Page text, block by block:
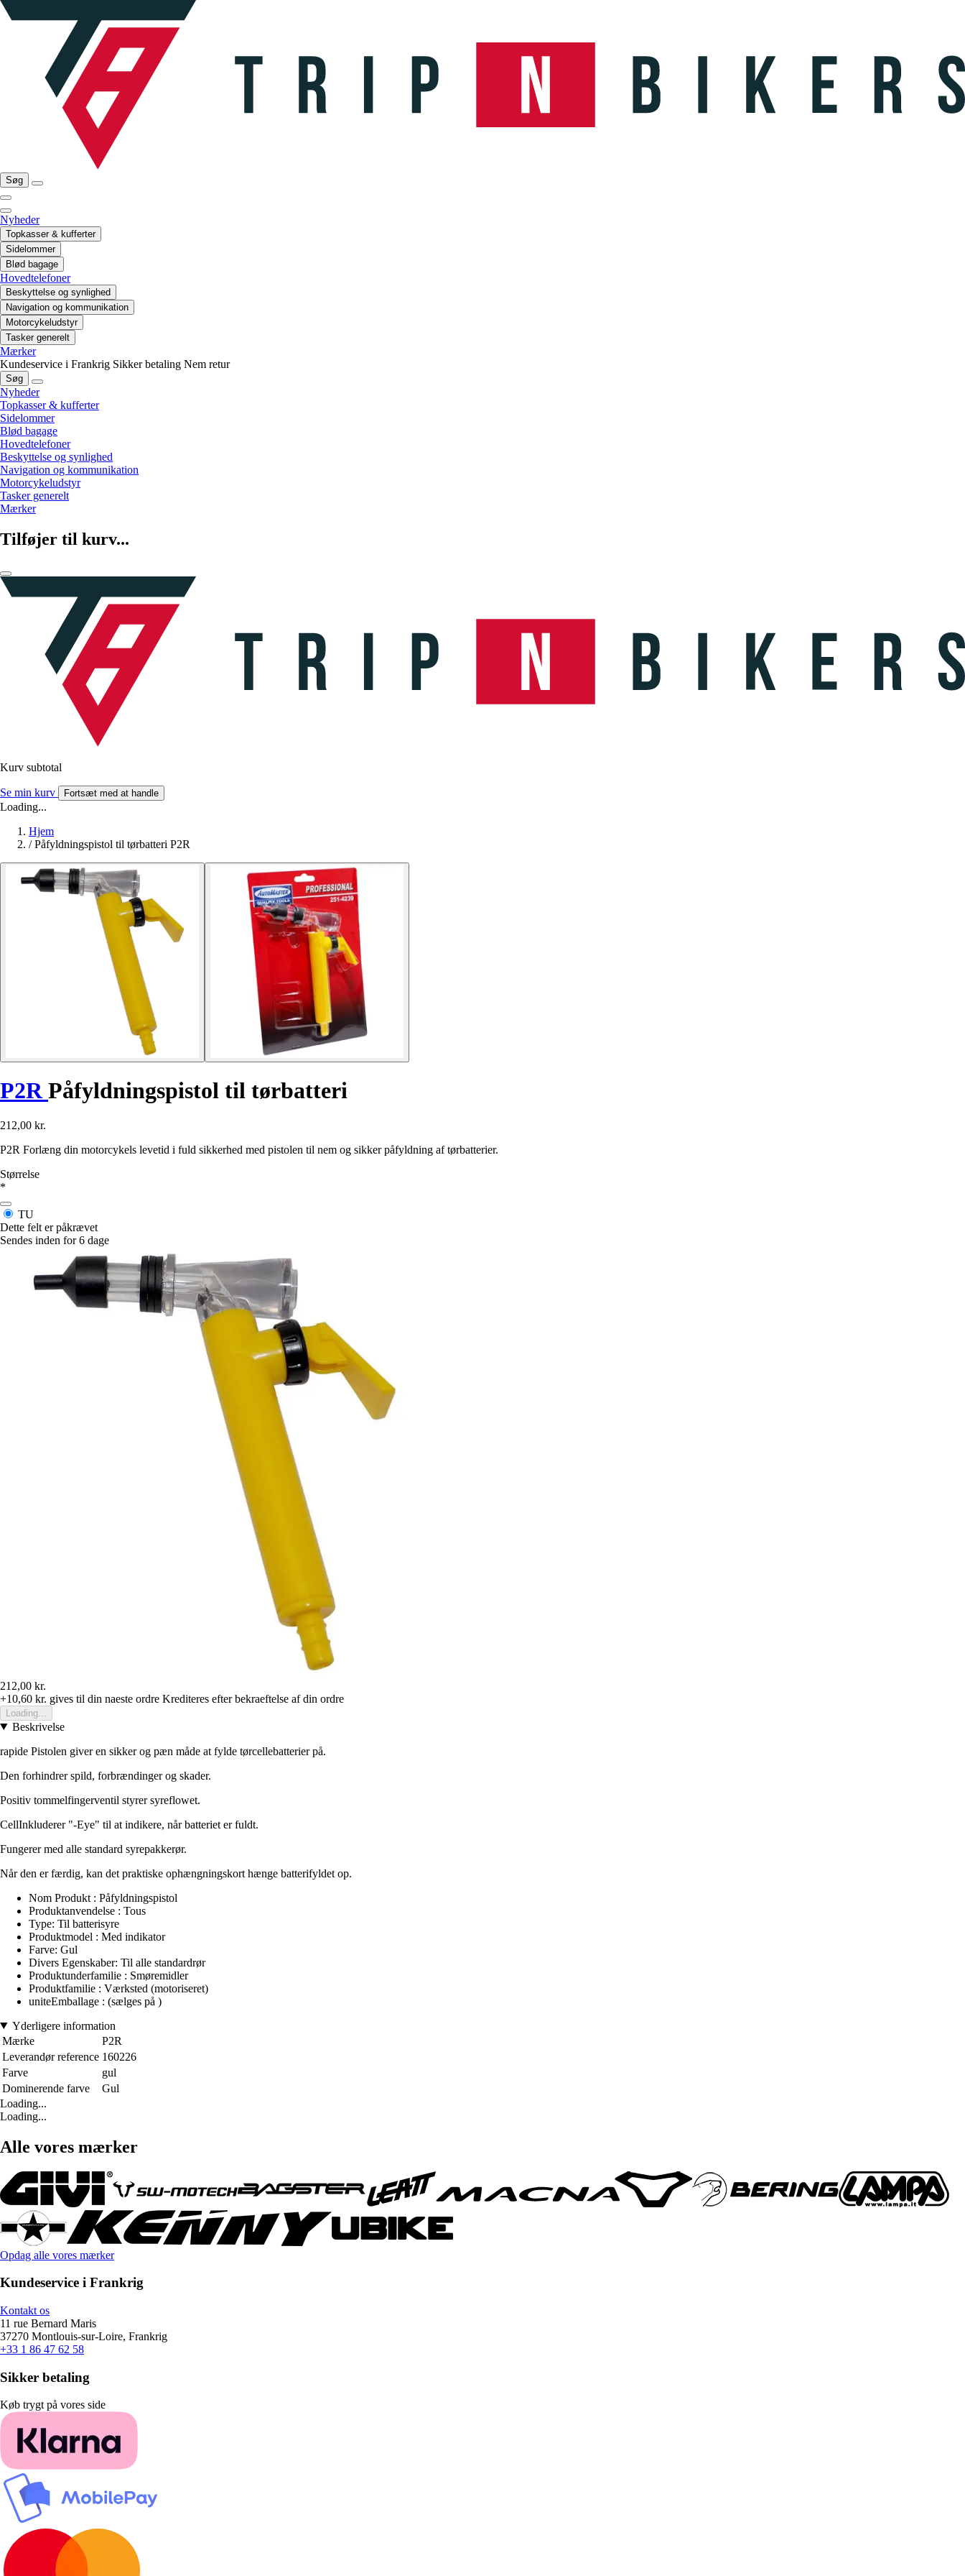
Søg
Nyheder
Topkasser & kufferter
Sidelommer
Blød bagage
Hovedtelefoner
Beskyttelse og synlighed
Navigation og kommunikation
Motorcykeludstyr
Tasker generelt
Mærker
Kundeservice i Frankrig Sikker betaling Nem retur
Søg
Nyheder
Topkasser & kufferter
Sidelommer
Blød bagage
Hovedtelefoner
Beskyttelse og synlighed
Navigation og kommunikation
Motorcykeludstyr
Tasker generelt
Mærker
Tilføjer til kurv...
Kurv subtotal
Se min kurv Fortsæt med at handle
Loading...
Hjem
/ Påfyldningspistol til tørbatteri P2R
P2R Påfyldningspistol til tørbatteri
212,00 kr.
P2R Forlæng din motorcykels levetid i fuld sikkerhed med pistolen til nem og sikker påfyldning af tørbatterier.
Størrelse
*
TU
Dette felt er påkrævet
Sendes inden for 6 dage
212,00 kr.
+10,60 kr. gives til din naeste ordre Krediteres efter bekraeftelse af din ordre
Loading...
Beskrivelse
rapide Pistolen giver en sikker og pæn måde at fylde tørcellebatterier på.
Den forhindrer spild, forbrændinger og skader.
Positiv tommelfingerventil styrer syreflowet.
CellInkluderer "-Eye" til at indikere, når batteriet er fuldt.
Fungerer med alle standard syrepakkerør.
Når den er færdig, kan det praktiske ophængningskort hænge batterifyldet op.
Nom Produkt : Påfyldningspistol
Produktanvendelse : Tous
Type: Til batterisyre
Produktmodel : Med indikator
Farve: Gul
Divers Egenskaber: Til alle standardrør
Produktunderfamilie : Smøremidler
Produktfamilie : Værksted (motoriseret)
uniteEmballage : (sælges på )
Yderligere information
Mærke
P2R
Leverandør reference 160226
Farve
gul
Dominerende farve
Gul
Loading...
Loading...
Alle vores mærker
Opdag alle vores mærker
Kundeservice i Frankrig
Kontakt os
11 rue Bernard Maris
37270 Montlouis-sur-Loire, Frankrig
+33 1 86 47 62 58
Sikker betaling
Køb trygt på vores side